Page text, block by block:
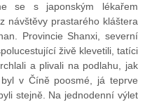
se s japonským lékařem
návštěvy prastarého kláštera
Provincie Shanxi, severní
živě klevetili, tatíci
a plivali na podlahu, jak
v Číně poosmé, já teprve
stejně. Na jednodenní výlet